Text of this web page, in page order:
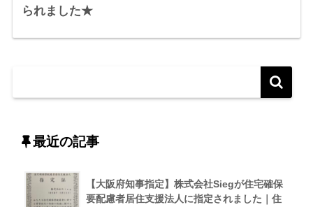
られました★
最近の記事
【大阪府知事指定】株式会社Siegが住宅確保
要配慮者居住支援法人に指定されました｜住